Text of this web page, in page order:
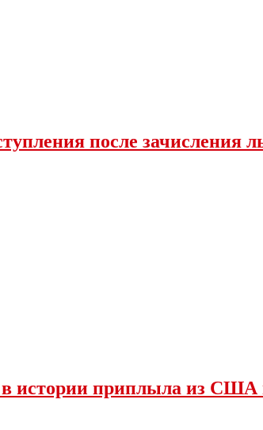
после зачисления
истории приплыла из США